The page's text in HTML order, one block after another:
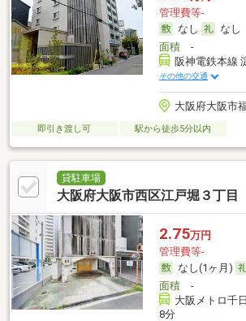
管理費等-
なし
なし
面積-
阪神電鉄本線
その他の交通
大阪府大阪市
即引き渡し可 駅から徒歩5分以内
貸駐車場
大阪府大阪市西区江戸堀３丁目
2.75万円
管理費等-
なし(1ヶ月)
面積-
大阪メトロ千
8分